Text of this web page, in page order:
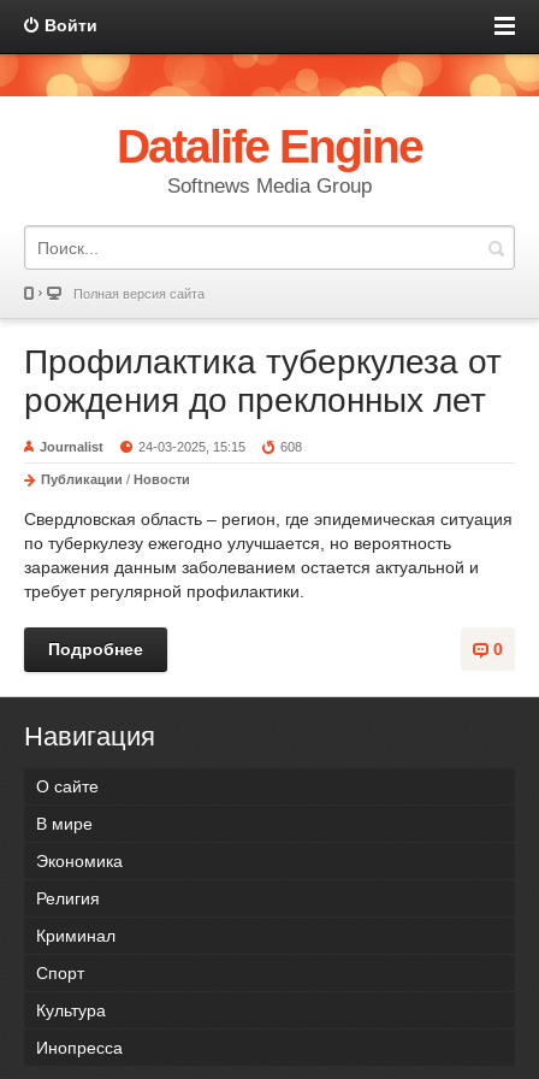
Войти
Datalife Engine
Softnews Media Group
Полная версия сайта
Профилактика туберкулеза от
рождения до преклонных лет
Journalist 24-03-2025, 15:15 608
Публикации / Новости
Свердловская область – регион, где эпидемическая ситуация
по туберкулезу ежегодно улучшается, но вероятность
заражения данным заболеванием остается актуальной и
требует регулярной профилактики.
0
Подробнее
Навигация
О сайте
В мире
Экономика
Религия
Криминал
Спорт
Культура
Инопресса